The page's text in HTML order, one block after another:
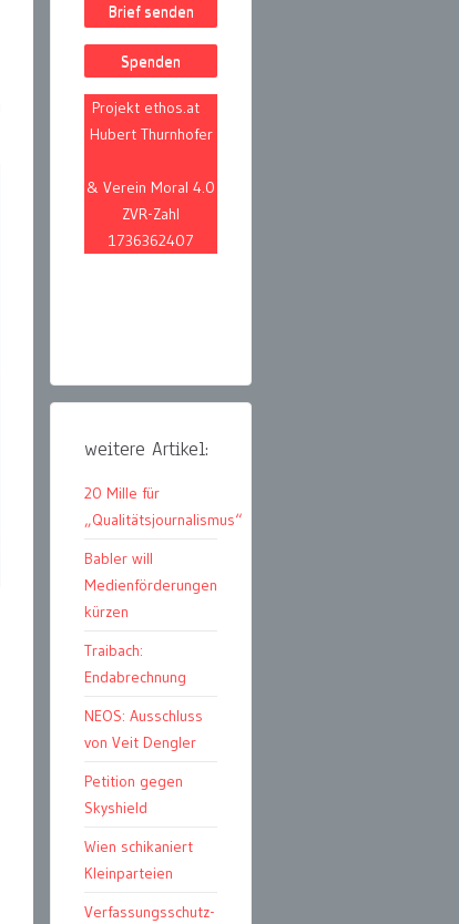
Brief senden
Spenden
Projekt ethos.at
Hubert Thurnhofer
& Verein Moral 4.0
ZVR-Zahl
1736362407
weitere Artikel:
20 Mille für
„Qualitätsjournalismus“
Babler will
Medienförderungen
kürzen
Traibach:
Endabrechnung
NEOS: Ausschluss
von Veit Dengler
Petition gegen
Skyshield
Wien schikaniert
Kleinparteien
Verfassungsschutz-